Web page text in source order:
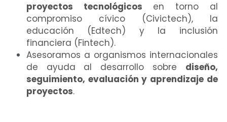
proyectos tecnológicos en torno al
compromiso cívico (Civictech), la
educación (Edtech) y la inclusión
financiera (Fintech).
Asesoramos a organismos internacionales
de ayuda al desarrollo sobre diseño,
seguimiento, evaluación y aprendizaje de
proyectos.